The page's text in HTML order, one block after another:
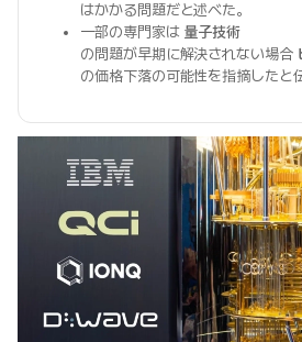
はかかる問題だと述べた。
一部の専門家は 量子技術
の問題が早期に解決されない場合
の価格下落の可能性を指摘したと